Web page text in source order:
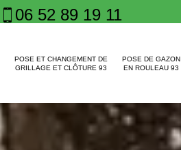
06 52 89 19 11
POSE ET CHANGEMENT DE
GRILLAGE ET CLÔTURE 93
POSE DE GAZON
EN ROULEAU 93